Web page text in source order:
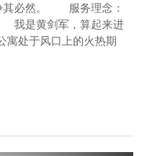
其必然。 服务理念：
是黄剑军，算起来进
寓处于风口上的火热期